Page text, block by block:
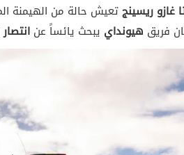
غازو ريسينجتعيش حالة من الهيمنة
فريق هيونداي يبحث يائساً عن